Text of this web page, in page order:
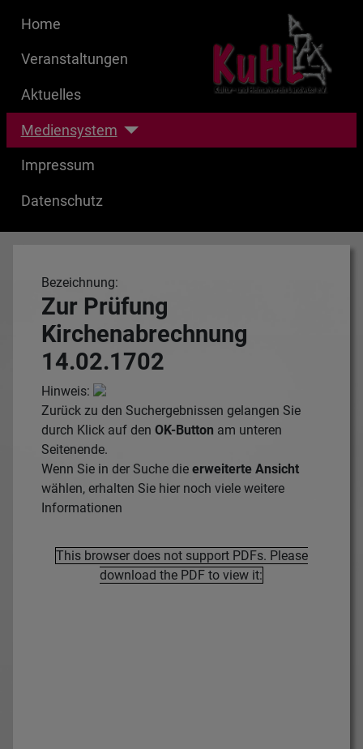
Home
Veranstaltungen
Aktuelles
Mediensystem
Impressum
Datenschutz
Bezeichnung:
Zur Prüfung
Kirchenabrechnung
14.02.1702
Hinweis:
Zurück zu den Suchergebnissen gelangen Sie
durch Klick auf den OK-Button am unteren
Seitenende.
Wenn Sie in der Suche die erweiterte Ansicht
wählen, erhalten Sie hier noch viele weitere
Informationen
This browser does not support PDFs. Please
download the PDF to view it: